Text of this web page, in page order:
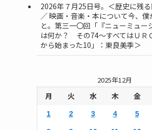
2026年７月25日号。＜歴史に残
／ 映画・音楽・本について今、僕
と。第三一〇回「『ニューミュー
は何か？ その74～すべてはＵＲ
から始まった10」：東良美季＞
2025年12月
月 火 水 木 金
1 2 3 4 5